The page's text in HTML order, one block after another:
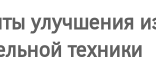
улучшения
техники